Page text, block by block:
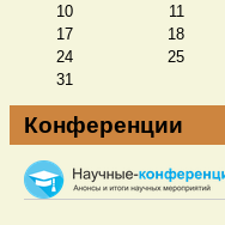
10
11
17
18
24
25
31
Конференции